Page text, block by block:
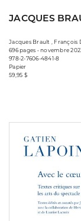
JACQUES
Jacques Brault , François
696 pages • novembre
978-2-7606-4841-8
Papier
59,95 $